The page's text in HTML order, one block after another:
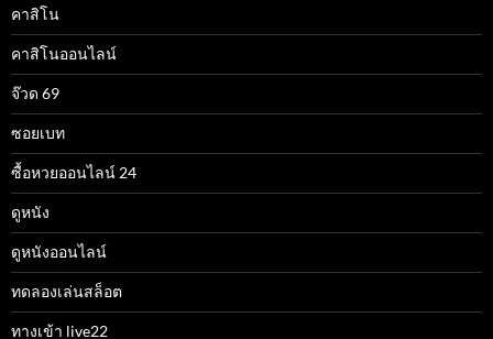
คาสิโน
คาสิโนออนไลน์
จ๊วด 69
ซอยเบท
ซื้อหวยออนไลน์ 24
ดูหนัง
ดูหนังออนไลน์
ทดลองเล่นสล็อต
ทางเข้า live22